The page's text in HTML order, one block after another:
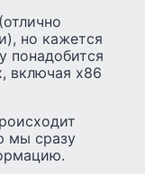
но кажется
понадобится
включая x86
мы сразу